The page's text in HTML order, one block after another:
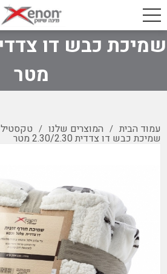
מטר
עמוד הבית / המוצרים שלנו / טקסטיל
שמיכת כבש דו צדדית 2.30/2.30 מטר